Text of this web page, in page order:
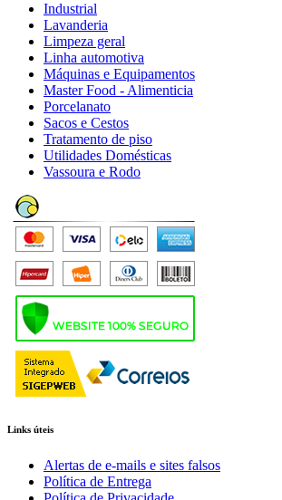
Industrial
Lavanderia
Limpeza geral
Linha automotiva
Máquinas e Equipamentos
Master Food - Alimenticia
Porcelanato
Sacos e Cestos
Tratamento de piso
Utilidades Domésticas
Vassoura e Rodo
Links úteis
Alertas de e-mails e sites falsos
Política de Entrega